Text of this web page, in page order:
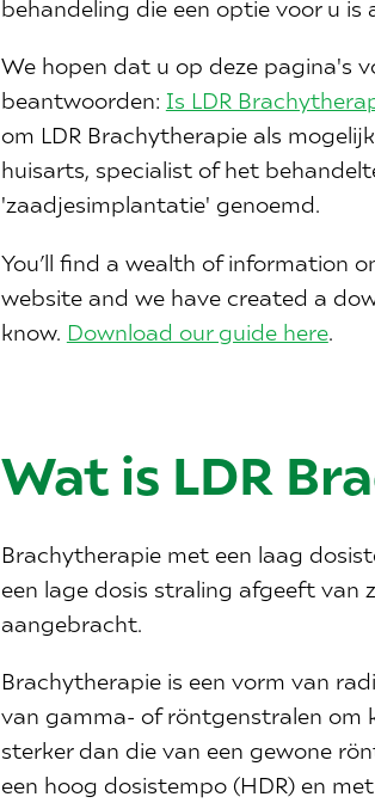
behandeling die een optie voor u
We hopen dat u op deze pagina's
beantwoorden: Is LDR
om LDR Brachytherapie als
huisarts, specialist of het
'zaadjesimplantatie' genoemd.
You’ll find a wealth of information
website and we have created a
know. Download our guide here.
Wat is LDR
Brachytherapie met een laag
een lage dosis straling afgeeft van
aangebracht.
Brachytherapie is een vorm van
van gamma- of röntgenstralen om
sterker dan die van een gewone
een hoog dosistempo (HDR) en